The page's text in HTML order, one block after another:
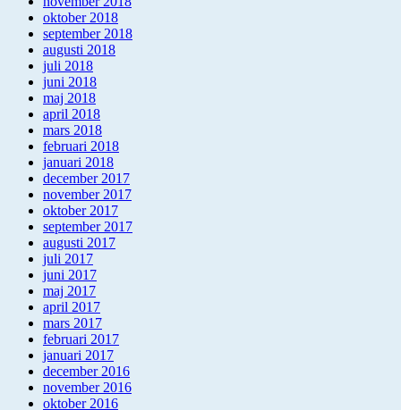
oktober 2018
september 2018
augusti 2018
juli 2018
juni 2018
maj 2018
april 2018
mars 2018
februari 2018
januari 2018
december 2017
november 2017
oktober 2017
september 2017
augusti 2017
juli 2017
juni 2017
maj 2017
april 2017
mars 2017
februari 2017
januari 2017
december 2016
november 2016
oktober 2016